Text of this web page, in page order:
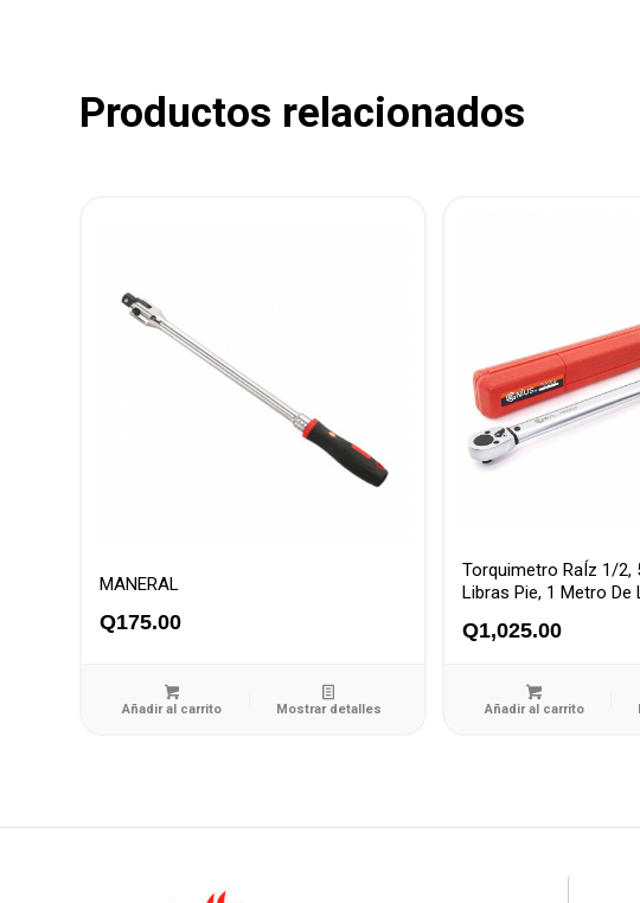
Productos relacionados
MANERAL
Q175.00
Añadir al carrito Mostrar detalles
Torquimetro RaÍz 1/2,
Libras Pie, 1 Metro De
Q1,025.00
Añadir al carrito